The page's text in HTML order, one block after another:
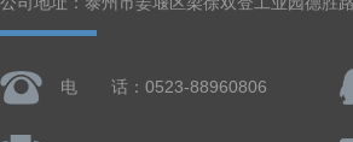
电 话：0523-88960806